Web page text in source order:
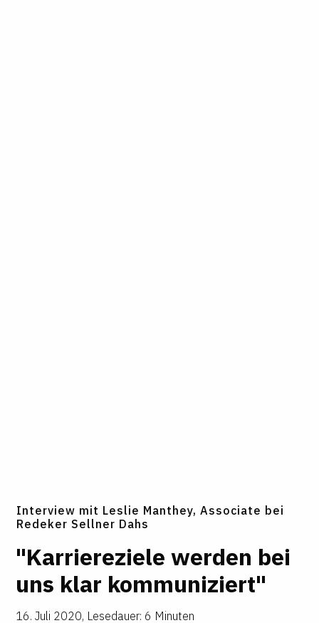
Interview mit Leslie Manthey, Associate bei
Redeker Sellner Dahs
"Kar­riere­ziele werden bei
uns klar kom­mu­ni­ziert"
16. Juli 2020, Lesedauer: 6 Minuten